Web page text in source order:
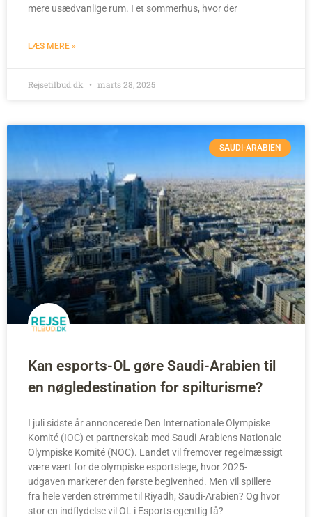
mere usædvanlige rum. I et sommerhus, hvor der
LÆS MERE »
Rejsetilbud.dk marts 28, 2025
SAUDI-ARABIEN
Kan esports-OL gøre Saudi-Arabien til
en nøgledestination for spilturisme?
I juli sidste år annoncerede Den Internationale Olympiske
Komité (IOC) et partnerskab med Saudi-Arabiens Nationale
Olympiske Komité (NOC). Landet vil fremover regelmæssigt
være vært for de olympiske esportslege, hvor 2025-
udgaven markerer den første begivenhed. Men vil spillere
fra hele verden strømme til Riyadh, Saudi-Arabien? Og hvor
stor en indflydelse vil OL i Esports egentlig få?